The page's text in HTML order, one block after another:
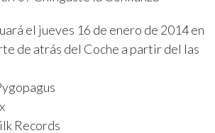
el jueves 16 de enero de 2014 en
de atrás del Coche a partir del las
Records